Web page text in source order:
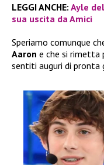
LEGGI ANCHE: Ayle
sua uscita da Amici
Speriamo comunque
Aaron e che si rimetta
sentiti auguri di pronta